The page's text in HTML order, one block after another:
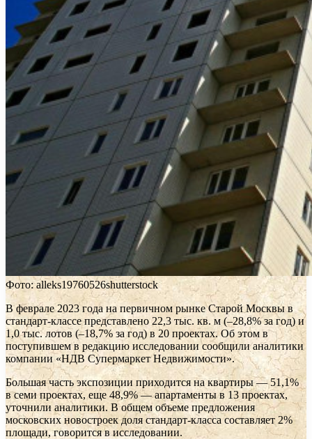
Фото: alleks19760526shutterstock
В феврале 2023 года на первичном рынке Старой Москвы в
стандарт-классе представлено 22,3 тыс. кв. м (–28,8% за год) и
1,0 тыс. лотов (–18,7% за год) в 20 проектах. Об этом в
поступившем в редакцию исследовании сообщили аналитики
компании «НДВ Супермаркет Недвижимости».
Большая часть экспозиции приходится на квартиры — 51,1%
в семи проектах, еще 48,9% — апартаменты в 13 проектах,
уточнили аналитики. В общем объеме предложения
московских новостроек доля стандарт-класса составляет 2%
площади, говорится в исследовании.